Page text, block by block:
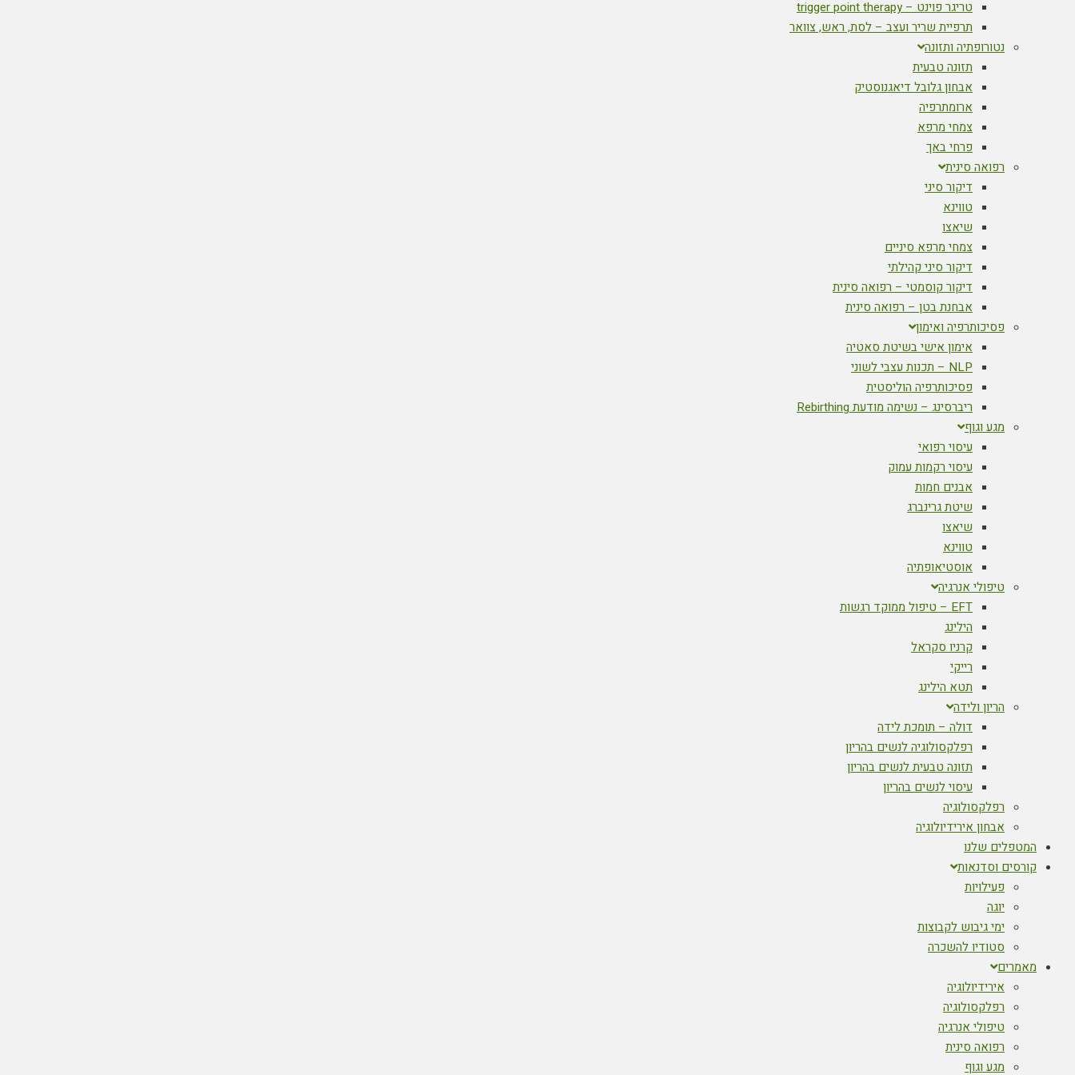
טריגר פוינט – trigger point therapy
תרפיית שריר ועצב – לסת, ראש, צוואר
נטורופתיה ותזונה
תזונה טבעית
אבחון גלובל דיאגנוסטיק
ארומתרפיה
צמחי מרפא
פרחי באך
רפואה סינית
דיקור סיני
טווינא
שיאצו
צמחי מרפא סיניים
דיקור סיני קהילתי
דיקור קוסמטי – רפואה סינית
אבחנת בטן – רפואה סינית
פסיכותרפיה ואימון
אימון אישי בשיטת סאטיה
NLP – תכנות עצבי לשוני
פסיכותרפיה הוליסטית
ריברסינג – נשימה מודעת Rebirthing
מגע וגוף
עיסוי רפואי
עיסוי רקמות עמוק
אבנים חמות
שיטת גרינברג
שיאצו
טווינא
אוסטיאופתיה
טיפולי אנרגיה
EFT – טיפול ממוקד רגשות
הילינג
קרניו סקראל
רייקי
תטא הילינג
הריון ולידה
דולה – תומכת לידה
רפלקסולוגיה לנשים בהריון
תזונה טבעית לנשים בהריון
עיסוי לנשים בהריון
רפלקסולוגיה
אבחון אירידיולוגיה
המטפלים שלנו
קורסים וסדנאות
פעילויות
יוגה
ימי גיבוש לקבוצות
סטודיו להשכרה
מאמרים
אירידיולוגיה
רפלקסולוגיה
טיפולי אנרגיה
רפואה סינית
מגע וגוף